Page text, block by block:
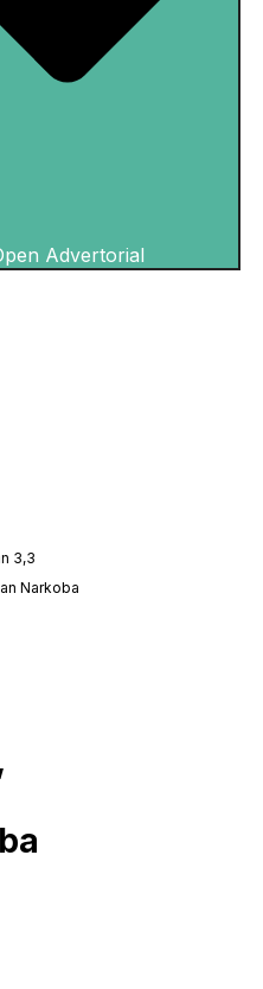
Advertorial
3,3
Narkoba